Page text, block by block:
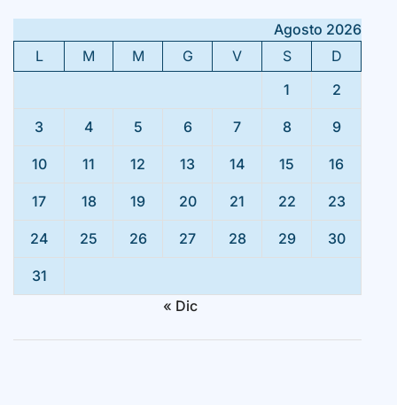
Agosto 2026
L
M M G V S
D
1
2
3 4 5 6 7 8 9
10 11 12 13 14 15 16
17 18 19 20 21 22 23
24 25 26 27 28 29 30
31
« Dic